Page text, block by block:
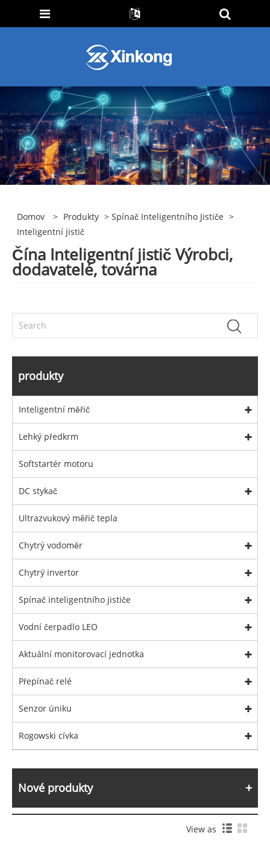
Domov > Produkty >Spínač Inteligentního Jističe >
Inteligentní jistič
Čína Inteligentní jistič Výrobci,
dodavatelé, továrna
produkty
Inteligentní měřič
Lehký předkrm
Softstartér motoru
DC stykač
Ultrazvukový měřič tepla
Chytrý vodoměr
Chytrý invertor
Spínač inteligentního jističe
Vodní čerpadlo LEO
Aktuální monitorovací jednotka
Přepínač relé
Senzor úniku
Rogowski cívka
Nové produkty
View as